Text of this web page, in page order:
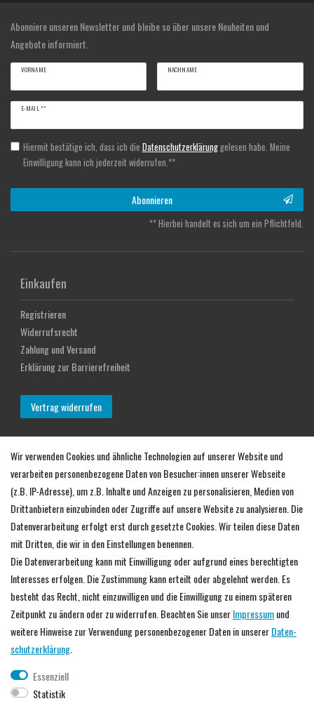
Abonniere unseren Newsletter und bleibe so über unsere Neuheiten und
Angebote informiert.
VORNAME NACHNAME
E-MAIL **
Newsletter
Honig
Hiermit bestätige ich, dass ich die Daten­schutz­erklärunggelesen habe. Meine
Einwilligung kann ich jederzeit widerrufen.**
Abonnieren
** Hierbei handelt es sich um ein Pflichtfeld.
Einkaufen
Registrieren
Widerrufsrecht
Zahlung und Versand
Erklärung zur Barrierefreiheit
Vertrag widerrufen
Login
Warenkorb
Zur Kasse
Service
Händler werden
Downloads
Predax Blog
Unternehmen
Über uns
Wir verwenden Cookies und ähnliche Technologien auf unserer Website und
verarbeiten personenbezogene Daten von Besucher:innen unserer Webseite
(z.B. IP-Adresse), um z.B. Inhalte und Anzeigen zu personalisieren, Medien von
Drittanbietern einzubinden oder Zugriffe auf unsere Website zu analysieren. Die
Datenverarbeitung erfolgt erst durch gesetzte Cookies. Wir teilen diese Daten
mit Dritten, die wir in den Einstellungen benennen.
Die Datenverarbeitung kann mit Einwilligung oder aufgrund eines berechtigten
Interesses erfolgen. Die Zustimmung kann erteilt oder abgelehnt werden. Es
besteht das Recht, nicht einzuwilligen und die Einwilligung zu einem späteren
Zeitpunkt zu ändern oder zu widerrufen. Beachten Sie unserImpressumund
weitere Hinweise zur Verwendung personenbezogener Daten in unsererDaten­
schutz­erklärung
Essenziell
Statistik